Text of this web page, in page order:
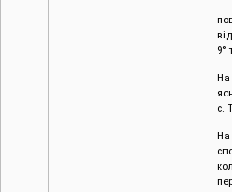
9°
На
с.
На